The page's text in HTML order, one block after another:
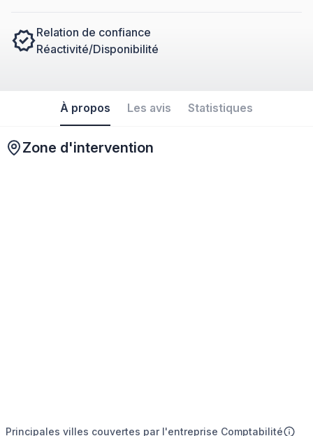
Relation de confiance
Réactivité/Disponibilité
À propos Les avis Statistiques
Zone d'intervention
Principales villes couvertes par l'entreprise Comptabilité